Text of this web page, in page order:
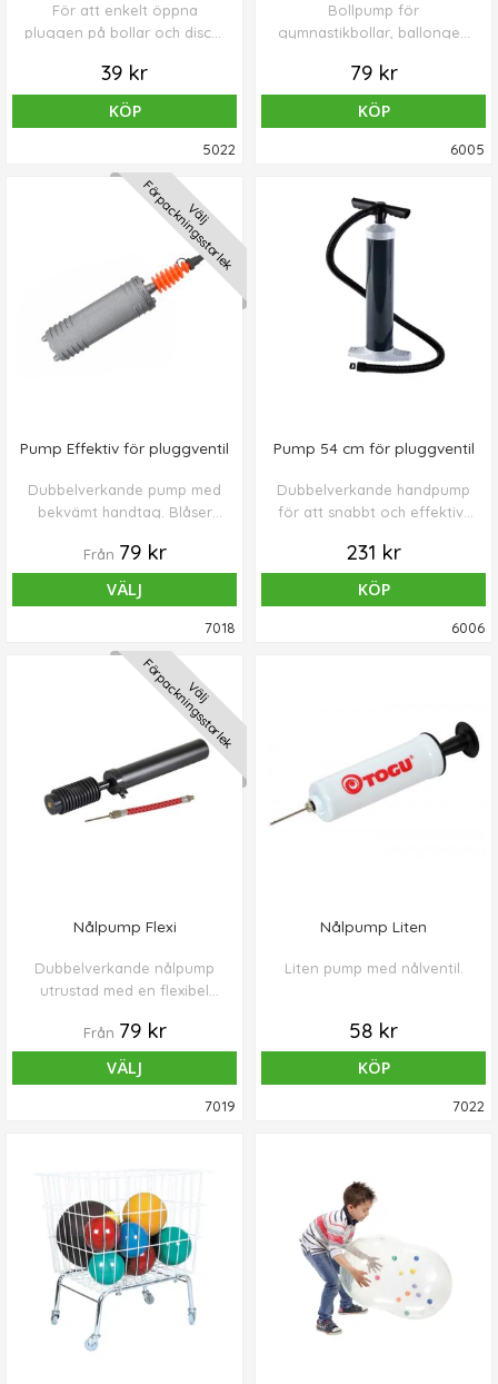
För att enkelt öppna
pluggen på bollar och discar
reducering av luft.
39 kr
KÖP
5022
Bollpump för
gymnastikbollar, ballonger,
balansplattor. Ej för
nålventil.
79 kr
KÖP
6005
Välj
Förpackningsstorlek
Pump Effektiv för pluggventil
Dubbelverkande pump med
bekvämt handtag. Blåser
medelstora bollar och
balansprodukter (upp till Ø
75 cm).
Från 79 kr
VÄLJ
7018
Pump 54 cm för pluggventil
Dubbelverkande handpump
för att snabbt och effektivt
stora bollar.
231 kr
KÖP
6006
Välj
Förpackningsstorlek
Nålpump Flexi
Dubbelverkande nålpump
utrustad med en flexibel
enkel uppblåsning och
förhindrar ventilskador.
Från 79 kr
VÄLJ
7019
Nålpump Liten
Liten pump med nålventil.
58 kr
KÖP
7022